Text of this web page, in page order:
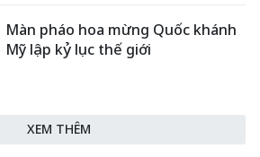
Màn pháo hoa mừng Quốc khánh
Mỹ lập kỷ lục thế giới
XEM THÊM